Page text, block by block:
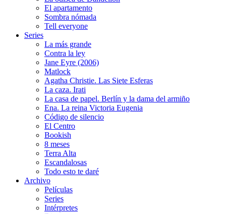
El apartamento
Sombra nómada
Tell everyone
Series
La más grande
Contra la ley
Jane Eyre (2006)
Matlock
Agatha Christie. Las Siete Esferas
La caza. Irati
La casa de papel. Berlín y la dama del armiño
Ena. La reina Victoria Eugenia
Código de silencio
El Centro
Bookish
8 meses
Terra Alta
Escandalosas
Todo esto te daré
Archivo
Películas
Series
Intérpretes